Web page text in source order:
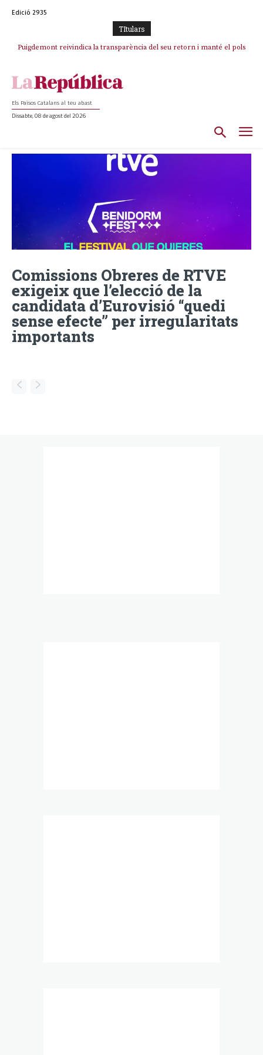
Edició 2935
TItulars
Puigdemont reivindica la transparència del seu retorn i manté el pols
Els Països Catalans al teu abast
Dissabte, 08 de agost del 2026
Comissions Obreres de RTVE
exigeix que l’elecció de la
candidata d’Eurovisió “quedi
sense efecte” per irregularitats
importants